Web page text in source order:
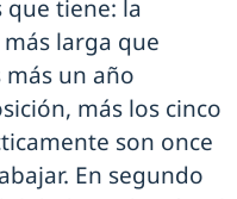
que tiene: la
larga que
un año
más los cinco
son once
En segundo